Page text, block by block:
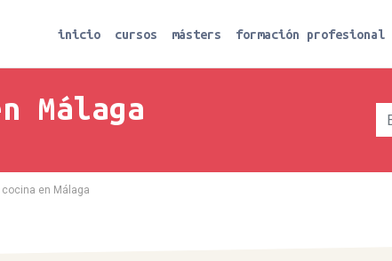
inicio cursos másters formación profesional
Málaga
cocina en Málaga